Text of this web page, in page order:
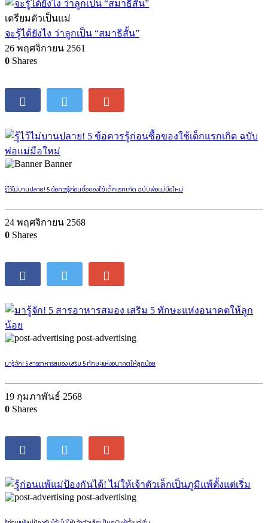
เตรียมตัวเป็นแม่
จะรู้ได้ยังไง ว่าลูกเป็น “สมาธิสั้น”
26 พฤศจิกายน 2561
0 Shares
Banner
รู้ไว้ไม่บานปลาย! 5 ข้อควรรู้ก่อนซื้อของใช้เด็กแรกเกิด ฉบับพ่อแม่มือใหม่
24 พฤศจิกายน 2568
0 Shares
post-advertising
มารู้จัก! 5 สารอาหารสมอง เสริม 5 ทักษะแห่งอนาคตให้ลูกน้อย
19 กุมภาพันธ์ 2568
0 Shares
post-advertising